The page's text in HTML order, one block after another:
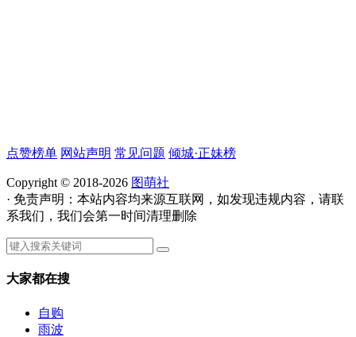
点赞榜单 网站声明 常见问题 倾城·正妹榜
Copyright © 2018-2026 图萌社
· 免责声明：本站内容均来源互联网，如发现违规内容，请联
系我们，我们会第一时间清理删除
大家都在搜
自购
雨波